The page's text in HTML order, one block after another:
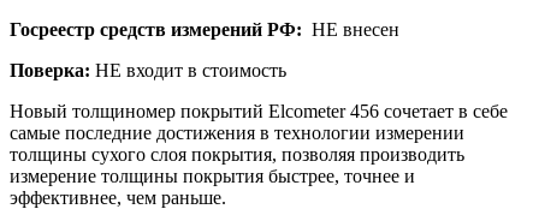
Госреестр средств измерений РФ: НЕ внесен
Поверка: НЕ входит в стоимость
Новый толщиномер покрытий Elcometer 456 сочетает в себе
самые последние достижения в технологии измерении
толщины сухого слоя покрытия, позволяя производить
измерение толщины покрытия быстрее, точнее и
эффективнее, чем раньше.